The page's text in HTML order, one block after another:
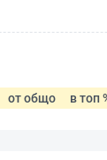
от общо в топ